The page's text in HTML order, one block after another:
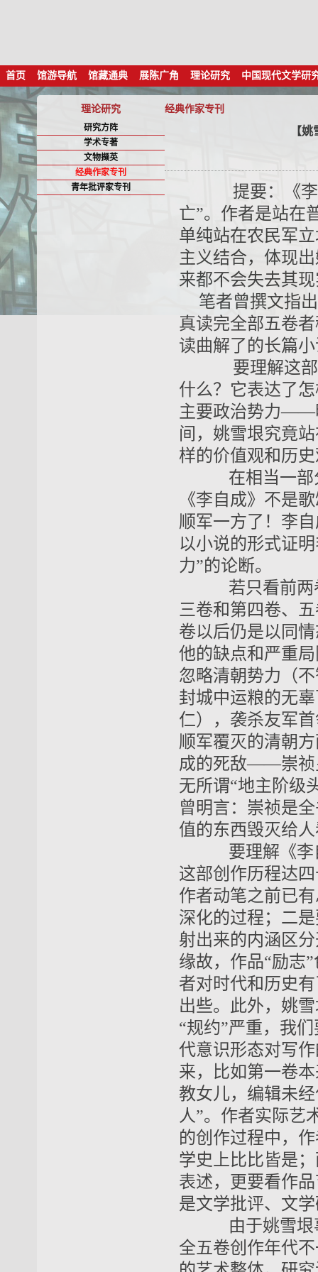
首页 馆游导航 馆藏通典 展陈广角 理论研究 中国现代文学研
理论研究 经典作家专刊
研究方阵
学术专著
文物撷英
经典作家专刊
青年批评家专刊
【
提要：《李
亡”。作者是站在
单纯站在农民军
主义结合，体现
来都不会失去其
笔者曾撰文指
真读完全部五卷
读曲解了的长篇
要理解这部
什么？它表达了
主要政治势力——
间，姚雪垠究竟
样的价值观和历
在相当一部
《李自成》不是
顺军一方了！李
以小说的形式证
力”的论断。
若只看前两
三卷和第四卷、
卷以后仍是以同
他的缺点和严重
忽略清朝势力（
封城中运粮的无
仁），袭杀友军
顺军覆灭的清朝
成的死敌——崇祯
无所谓“地主阶级
曾明言：崇祯是
值的东西毁灭给
要理解《李
这部创作历程达
作者动笔之前已
深化的过程；二
射出来的内涵区
缘故，作品“励志
者对时代和历史
出些。此外，姚
“规约”严重，我
代意识形态对写
来，比如第一卷
教女儿，编辑未
人”。作者实际艺
的创作过程中，
学史上比比皆是
表述，更要看作
是文学批评、文
由于姚雪垠
全五卷创作年代